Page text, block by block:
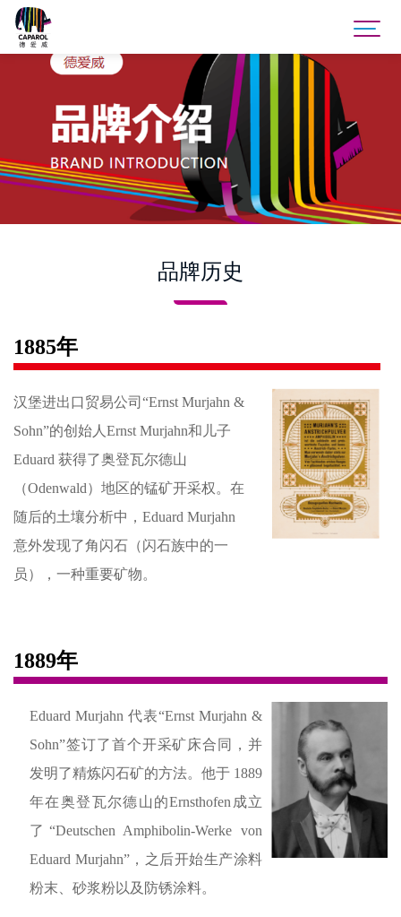
品牌历史
1885年
汉堡进出口贸易公司“Ernst Murjahn &
Sohn”的创始人Ernst Murjahn和儿子
Eduard 获得了奥登瓦尔德山
（Odenwald）地区的锰矿开采权。在
随后的土壤分析中，Eduard Murjahn
意外发现了角闪石（闪石族中的一
员），一种重要矿物。
1889年
Eduard Murjahn 代表“Ernst Murjahn &
Sohn”签订了首个开采矿床合同，并
发明了精炼闪石矿的方法。他于 1889
年在奥登瓦尔德山的Ernsthofen成立
了“Deutschen Amphibolin-Werke von
Eduard Murjahn”，之后开始生产涂料
粉末、砂浆粉以及防锈涂料。